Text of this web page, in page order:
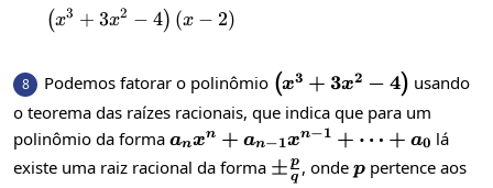
\left(x^{3}+3x^{2}-4\right)\left(x-
(x3 + 3x2 − 4) (x − 2)
8 Podemos fatorar o polinômio \left(x^{3}+3x^{2}-
(x3 + 3x2 − 4) usando
o teorema das raízes racionais, que indica que para um
polinômio da forma a_nx^n+a_{n-
1}x^{n-
anxn + an−1xn−1 + ⋯ + a0 lá
existe uma raiz racional da forma \pm\frac{p}
± q
p , ondep
p pertence aos